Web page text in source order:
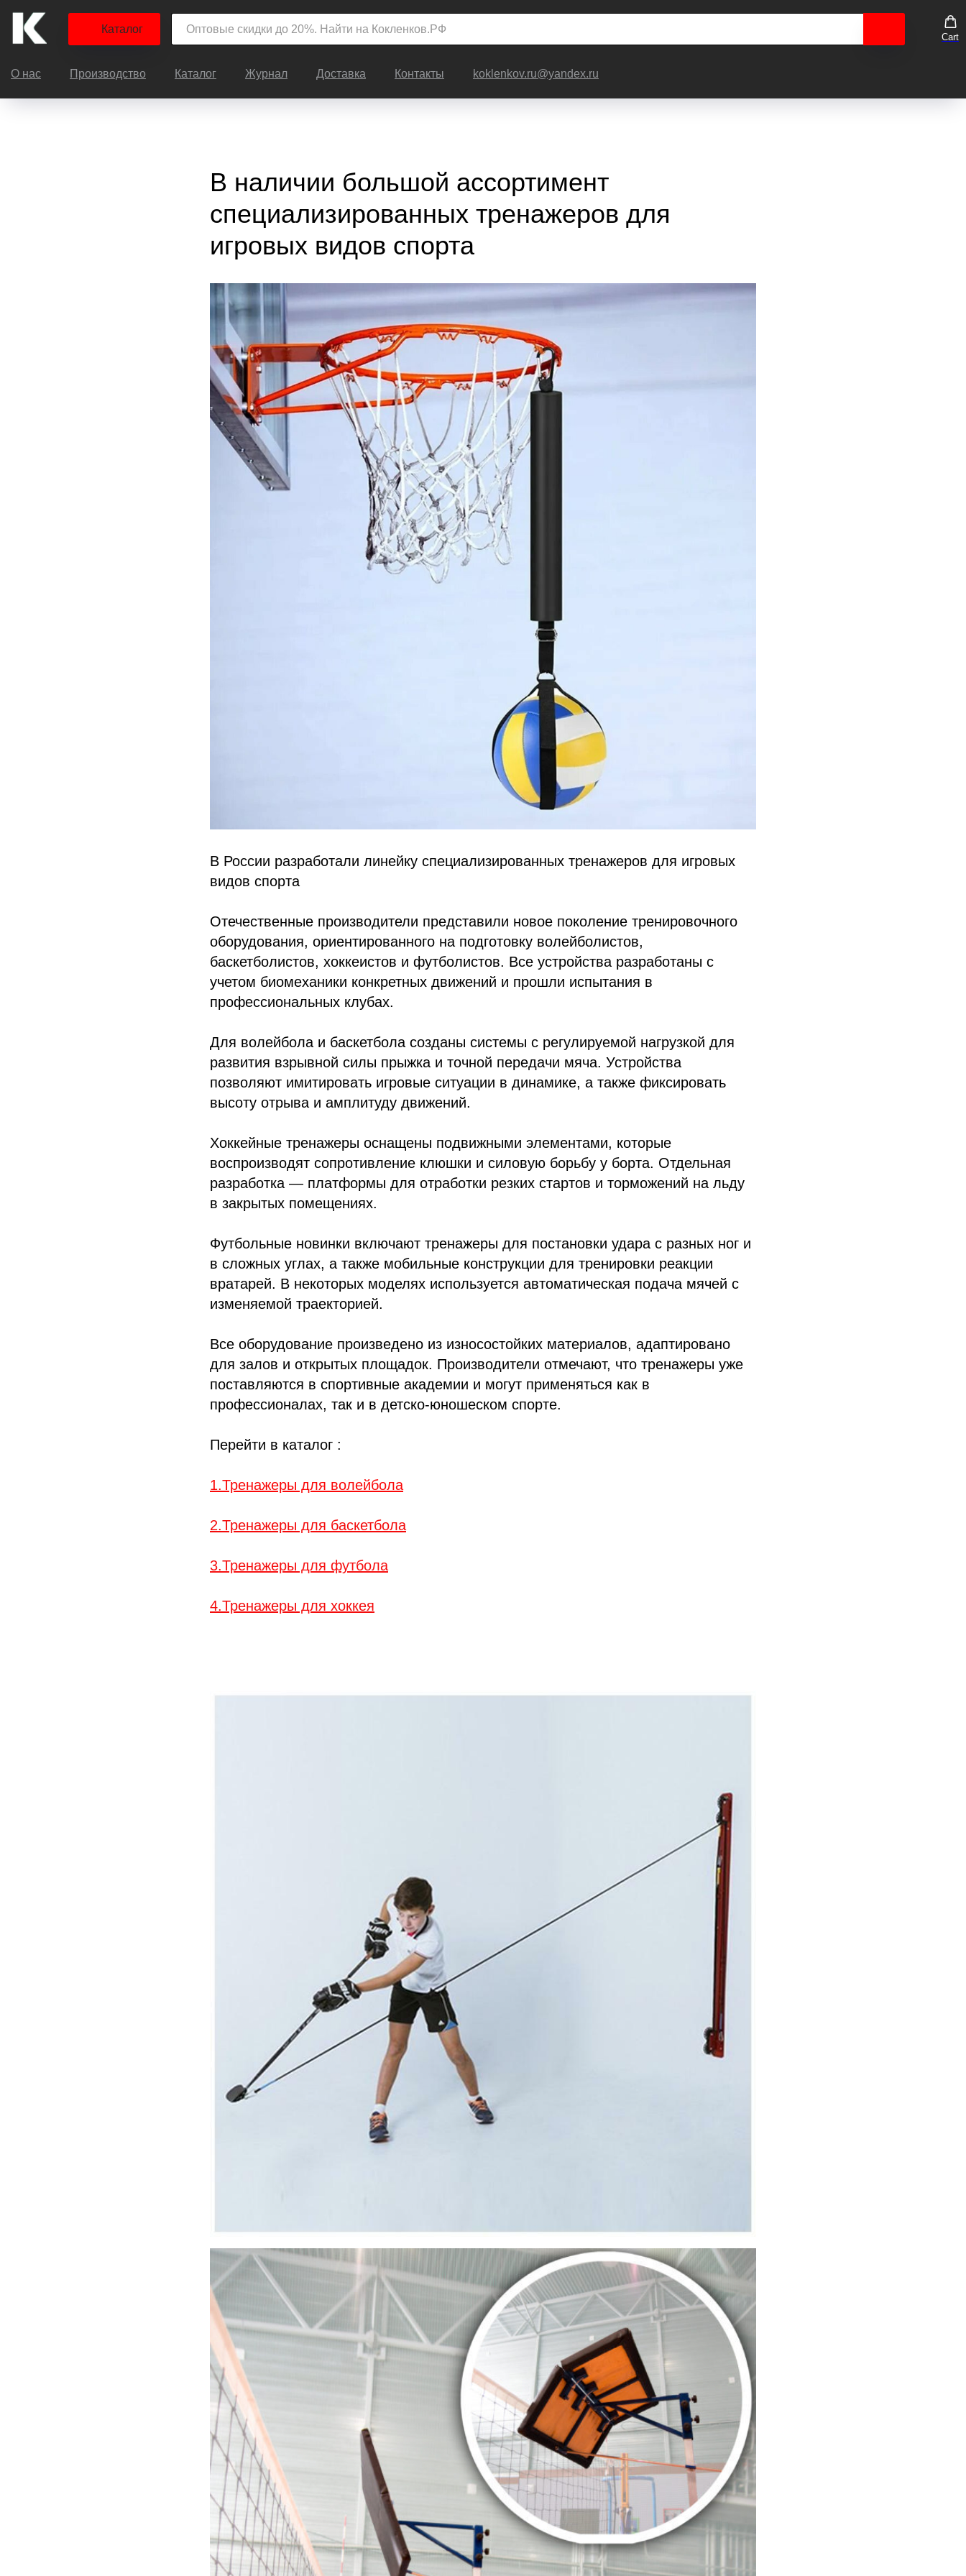
Каталог
Cart
О нас Производство Каталог Журнал Доставка Контакты koklenkov.ru@yandex.ru
В наличии большой ассортимент
специализированных тренажеров для
игровых видов спорта
В России разработали линейку специализированных тренажеров для игровых
видов спорта
Отечественные производители представили новое поколение тренировочного
оборудования, ориентированного на подготовку волейболистов,
баскетболистов, хоккеистов и футболистов. Все устройства разработаны с
учетом биомеханики конкретных движений и прошли испытания в
профессиональных клубах.
Для волейбола и баскетбола созданы системы с регулируемой нагрузкой для
развития взрывной силы прыжка и точной передачи мяча. Устройства
позволяют имитировать игровые ситуации в динамике, а также фиксировать
высоту отрыва и амплитуду движений.
Хоккейные тренажеры оснащены подвижными элементами, которые
воспроизводят сопротивление клюшки и силовую борьбу у борта. Отдельная
разработка — платформы для отработки резких стартов и торможений на льду
в закрытых помещениях.
Футбольные новинки включают тренажеры для постановки удара с разных ног и
в сложных углах, а также мобильные конструкции для тренировки реакции
вратарей. В некоторых моделях используется автоматическая подача мячей с
изменяемой траекторией.
Все оборудование произведено из износостойких материалов, адаптировано
для залов и открытых площадок. Производители отмечают, что тренажеры уже
поставляются в спортивные академии и могут применяться как в
профессионалах, так и в детско-юношеском спорте.
Перейти в каталог :
1.Тренажеры для волейбола
2.Тренажеры для баскетбола
3.Тренажеры для футбола
4.Тренажеры для хоккея